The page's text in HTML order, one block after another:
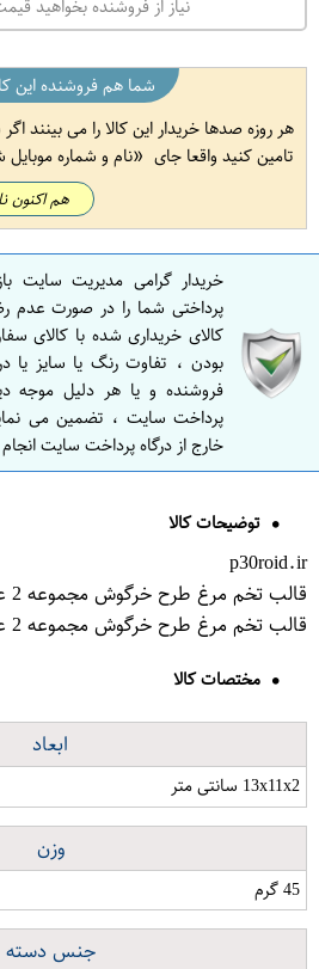
نیاز از فروشنده بخواهید
شما هم فروشنده این
هر روزه صدها خریدار این کالا را می بینند
تامین کنید واقعا جای
نام و شماره موبایل
هم اکنون
خریدار گرامی مدیریت سایت
پرداختی شما را در صورت عدم
کالای خریداری شده با کالای
بودن ، تفاوت رنگ یا سایز یا
فروشنده و یا هر دلیل موجه
پرداخت سایت ، تضمین می
خارج از درگاه پرداخت سایت
توضیحات کالا
p30roid.ir
قالب تخم مرغ طرح خرگوش مجموعه 2 عددی
قالب تخم مرغ طرح خرگوش مجموعه 2 عددی
مختصات کالا
ابعاد
13x11x2 سانتی متر
وزن
45 گرم
جنس دسته